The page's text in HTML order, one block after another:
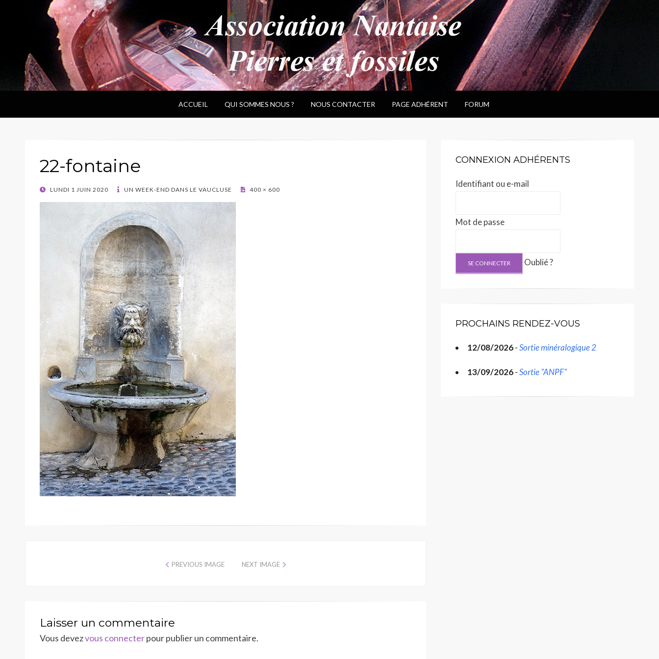
ANPF
Association Nantaise Pierres et Fossiles
ACCUEIL QUI SOMMES NOUS ? NOUS CONTACTER PAGE ADHÉRENT FORUM
22-fontaine
POSTED
LUNDI 1 JUIN 2020 UN WEEK-END DANS LE VAUCLUSE 400 × 600
PREVIOUS IMAGE NEXT IMAGE
Laisser un commentaire
Vous devezvous connecterpour publier un commentaire.
CONNEXION ADHÉRENTS
Identifiant ou e-mail
Mot de passe
Oublié ?
PROCHAINS RENDEZ-VOUS
12/08/2026-Sortie minéralogique 2
13/09/2026-Sortie "ANPF"